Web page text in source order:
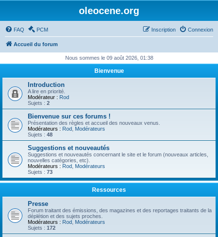
oleocene.org
FAQ PCM Connexion
Inscription
Accueil du forum
Nous sommes le 09 août 2026, 01:38
Bienvenue
Introduction
A lire en priorité.
Modérateur : Rod
Sujets : 2
Bienvenue sur ces forums !
Présentation des règles et accueil des nouveaux venus.
Modérateurs : Rod Modérateurs
Sujets : 48
Suggestions et nouveautés
Suggestions et nouveautés concernant le site et le forum (nouveaux articles,
nouvelles catégories, etc).
Modérateurs : Rod Modérateurs
Sujets : 73
Ressources
Presse
Forum traitant des émissions, des magazines et des reportages traitants de la
déplétion et des sujets proches.
Modérateurs : Rod Modérateurs
Sujets : 172